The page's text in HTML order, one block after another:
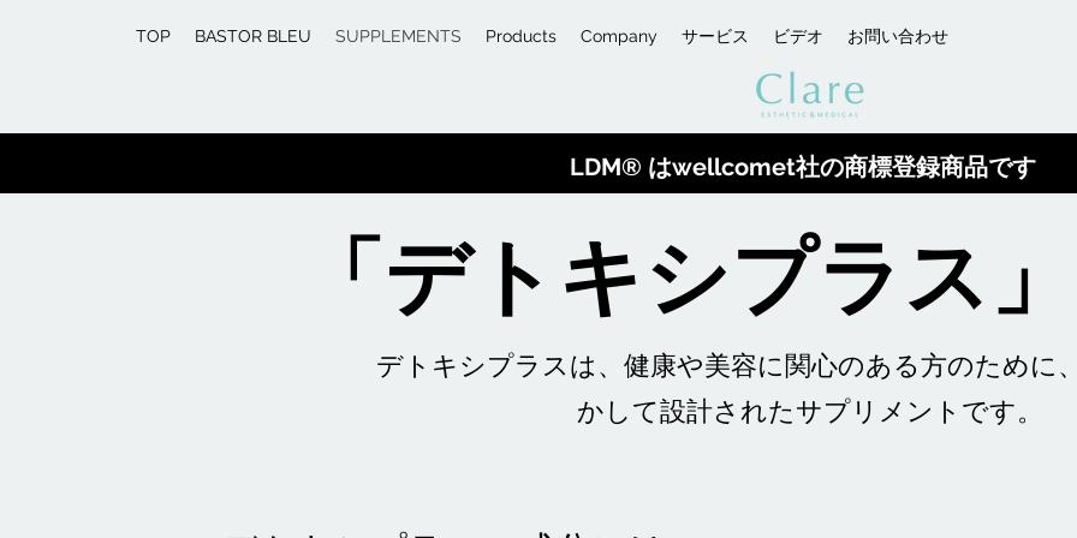
TOP BASTOR BLEU SUPPLEMENTS Products Company サービス ビデオ お問い合わせ
LDM® はwellcomet社の商標登録商品です
「デトキシプラス
デトキシプラスは、健康や美容に関心のある方のために
かして設計されたサプリメントです。